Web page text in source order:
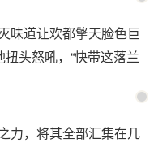
道让欢都擎天脸色巨
头怒吼，“快带这落兰
，将其全部汇集在几